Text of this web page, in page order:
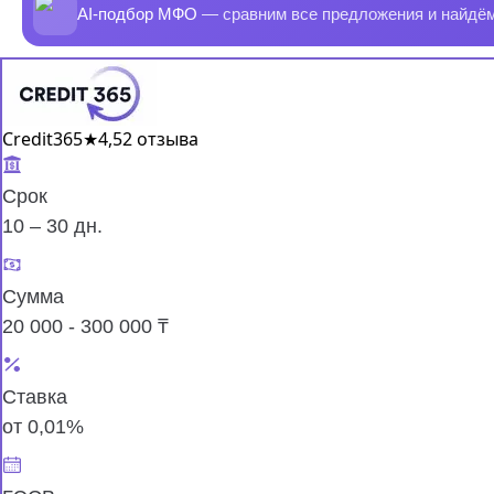
AI-подбор МФО — сравним все предложения и
Credit365★4,52 отзыва
Срок
10 – 30 дн.
Сумма
20 000 - 300 000 ₸
Ставка
от 0,01%